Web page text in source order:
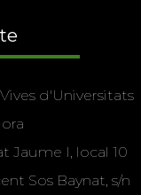
d'Universitats
Jaume I, local 10
Sos Baynat, s/n